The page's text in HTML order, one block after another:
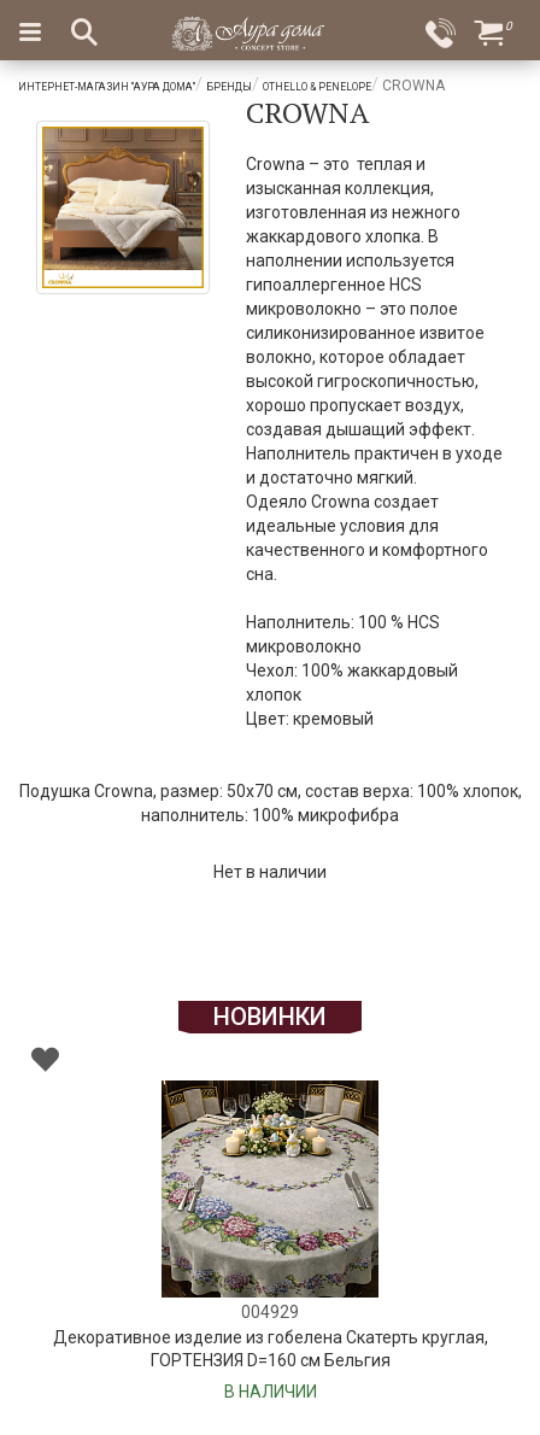
Вход
Избранное
×
Подарки
Ароматы
для
дома
Бар
0
ИНТЕРНЕТ-МАГАЗИН "АУРА ДОМА" БРЕНДЫ OTHELLO & PENELOPE CROWNA
CROWNA
Crowna – это теплая и
изысканная коллекция,
изготовленная из нежного
жаккардового хлопка. В
наполнении используется
гипоаллергенное HCS
микроволокно – это полое
силиконизированное извитое
волокно, которое обладает
высокой гигроскопичностью,
хорошо пропускает воздух,
создавая дышащий эффект.
Наполнитель практичен в уходе
и достаточно мягкий.
Одеяло Crowna создает
идеальные условия для
качественного и комфортного
сна.
Наполнитель: 100 % HCS
микроволокно
Чехол: 100% жаккардовый
хлопок
Цвет: кремовый
Подушка Crowna, размер: 50х70 см, состав верха: 100% хлопок,
наполнитель: 100% микрофибра
Нет в наличии
НОВИНКИ
004929
Декоративное изделие из гобелена Скатерть круглая,
ГОРТЕНЗИЯ D=160 см Бельгия
В НАЛИЧИИ